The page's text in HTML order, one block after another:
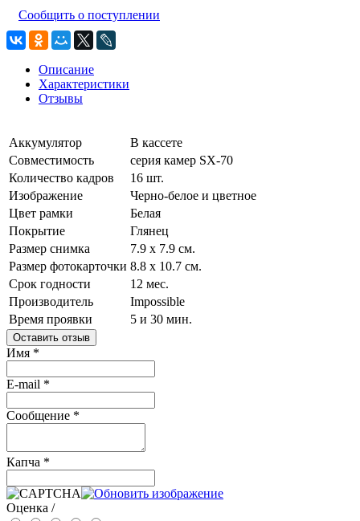
Сообщить о поступлении
Описание
Характеристики
Отзывы
Аккумулятор
В кассете
Совместимость
серия камер SX-70
Количество кадров
16 шт.
Изображение
Черно-белое и цветное
Цвет рамки
Белая
Покрытие
Глянец
Размер снимка
7.9 x 7.9 см.
Размер фотокарточки 8.8 x 10.7 см.
Срок годности
12 мес.
Производитель
Impossible
Время проявки
5 и 30 мин.
Оставить отзыв
Имя *
E-mail *
Сообщение *
Капча *
Оценка /